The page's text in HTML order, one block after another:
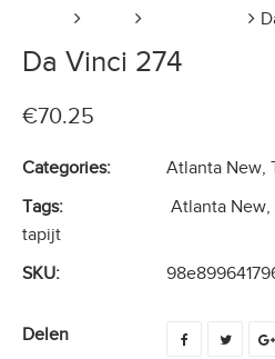
Da Vinci 274
€70.25
Categories: Atlanta New
Tags:
Atlanta New
tapijt
SKU:
Delen